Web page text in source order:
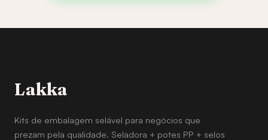
Lakka
Kits de embalagem selável para negócios que
prezam pela qualidade. Seladora + potes PP + selos